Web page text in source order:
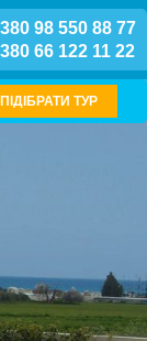
98 550 88 77
66 122 11 22
ПІДІБРАТИ ТУР